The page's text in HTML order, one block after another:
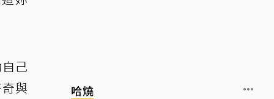
己
與
哈燒